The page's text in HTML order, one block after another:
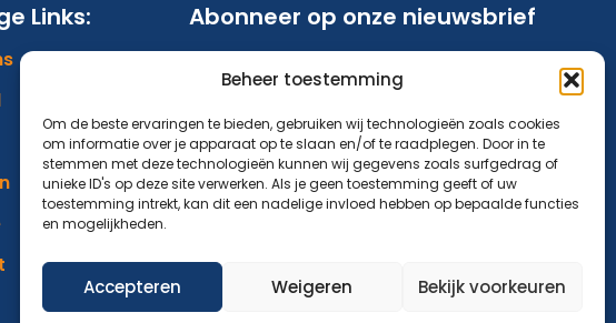
Beheer toestemming
Om de beste ervaringen te bieden, gebruiken wij technologieën zoals cookies
om informatie over je apparaat op te slaan en/of te raadplegen. Door in te
stemmen met deze technologieën kunnen wij gegevens zoals surfgedrag of
unieke ID's op deze site verwerken. Als je geen toestemming geeft of uw
toestemming intrekt, kan dit een nadelige invloed hebben op bepaalde functies
en mogelijkheden.
Accepteren Weigeren Bekijk voorkeuren
Links: Abonneer op onze nieuwsbrief
nieuwsberichten.
Aanmelden nieuwsbrief